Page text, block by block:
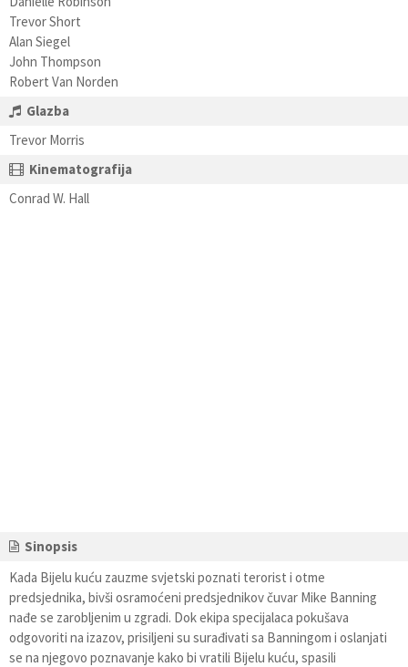
Trevor Short
Alan Siegel
John Thompson
Robert Van Norden
Glazba
Trevor Morris
Kinematografija
Conrad W. Hall
Sinopsis
Kada Bijelu kuću zauzme svjetski poznati terorist i otme
predsjednika, bivši osramoćeni predsjednikov čuvar Mike Banning
nađe se zarobljenim u zgradi. Dok ekipa specijalaca pokušava
odgovoriti na izazov, prisiljeni su surađivati sa Banningom i oslanjati
se na njegovo poznavanje kako bi vratili Bijelu kuću, spasili